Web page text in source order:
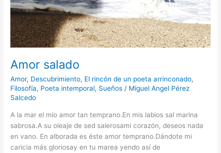
Amor salado
Amor, Descubrimiento, El rincón de un poeta arrinconado,
Filosofía, Poeta intemporal, Sueños / Miguel Angel Pérez
Salcedo
A la mar el mío amor tan temprano.En mis labios sal marina
sabrosa.A su oleaje de sed salerosami corazón, deseos nada
en vano. En alborada es éste amor temprano.Dándote mi
caricia más gloriosay en tu marea yendo así de